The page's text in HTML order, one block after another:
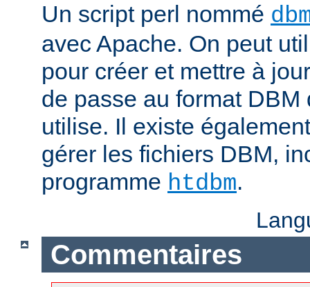
Un script perl nommé
avec Apache. On peut
pour créer et mettre à
de passe au format DBM
utilise. Il existe
gérer les fichiers DBM,
programme htdbm.
Commentaires